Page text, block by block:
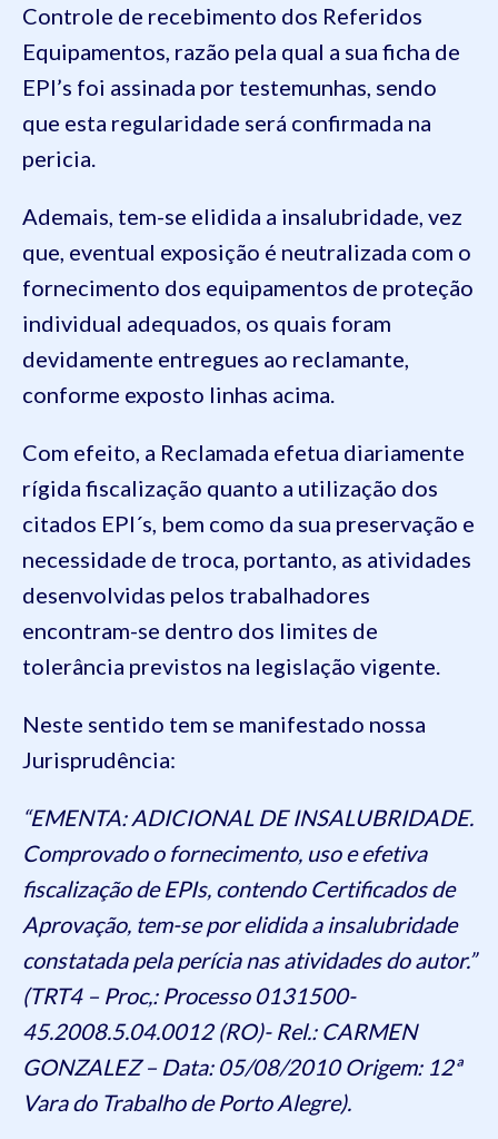
Controle de recebimento dos Referidos
Equipamentos, razão pela qual a sua ficha de
EPI’s foi assinada por testemunhas, sendo
que esta regularidade será confirmada na
pericia.
Ademais, tem-se elidida a insalubridade, vez
que, eventual exposição é neutralizada com o
fornecimento dos equipamentos de proteção
individual adequados, os quais foram
devidamente entregues ao reclamante,
conforme exposto linhas acima.
Com efeito, a Reclamada efetua diariamente
rígida fiscalização quanto a utilização dos
citados EPI´s, bem como da sua preservação e
necessidade de troca, portanto, as atividades
desenvolvidas pelos trabalhadores
encontram-se dentro dos limites de
tolerância previstos na legislação vigente.
Neste sentido tem se manifestado nossa
Jurisprudência:
“EMENTA: ADICIONAL DE INSALUBRIDADE.
Comprovado o fornecimento, uso e efetiva
fiscalização de EPIs, contendo Certificados de
Aprovação, tem-se por elidida a insalubridade
constatada pela perícia nas atividades do autor.”
(TRT4 – Proc,: Processo 0131500-
45.2008.5.04.0012 (RO)- Rel.: CARMEN
GONZALEZ – Data: 05/08/2010 Origem: 12ª
Vara do Trabalho de Porto Alegre).